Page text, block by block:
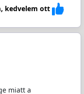
kedvelem ott
miatt a